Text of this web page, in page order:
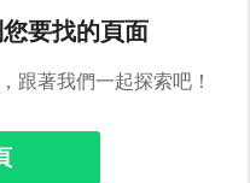
要找的頁面
跟著我們一起探索吧！